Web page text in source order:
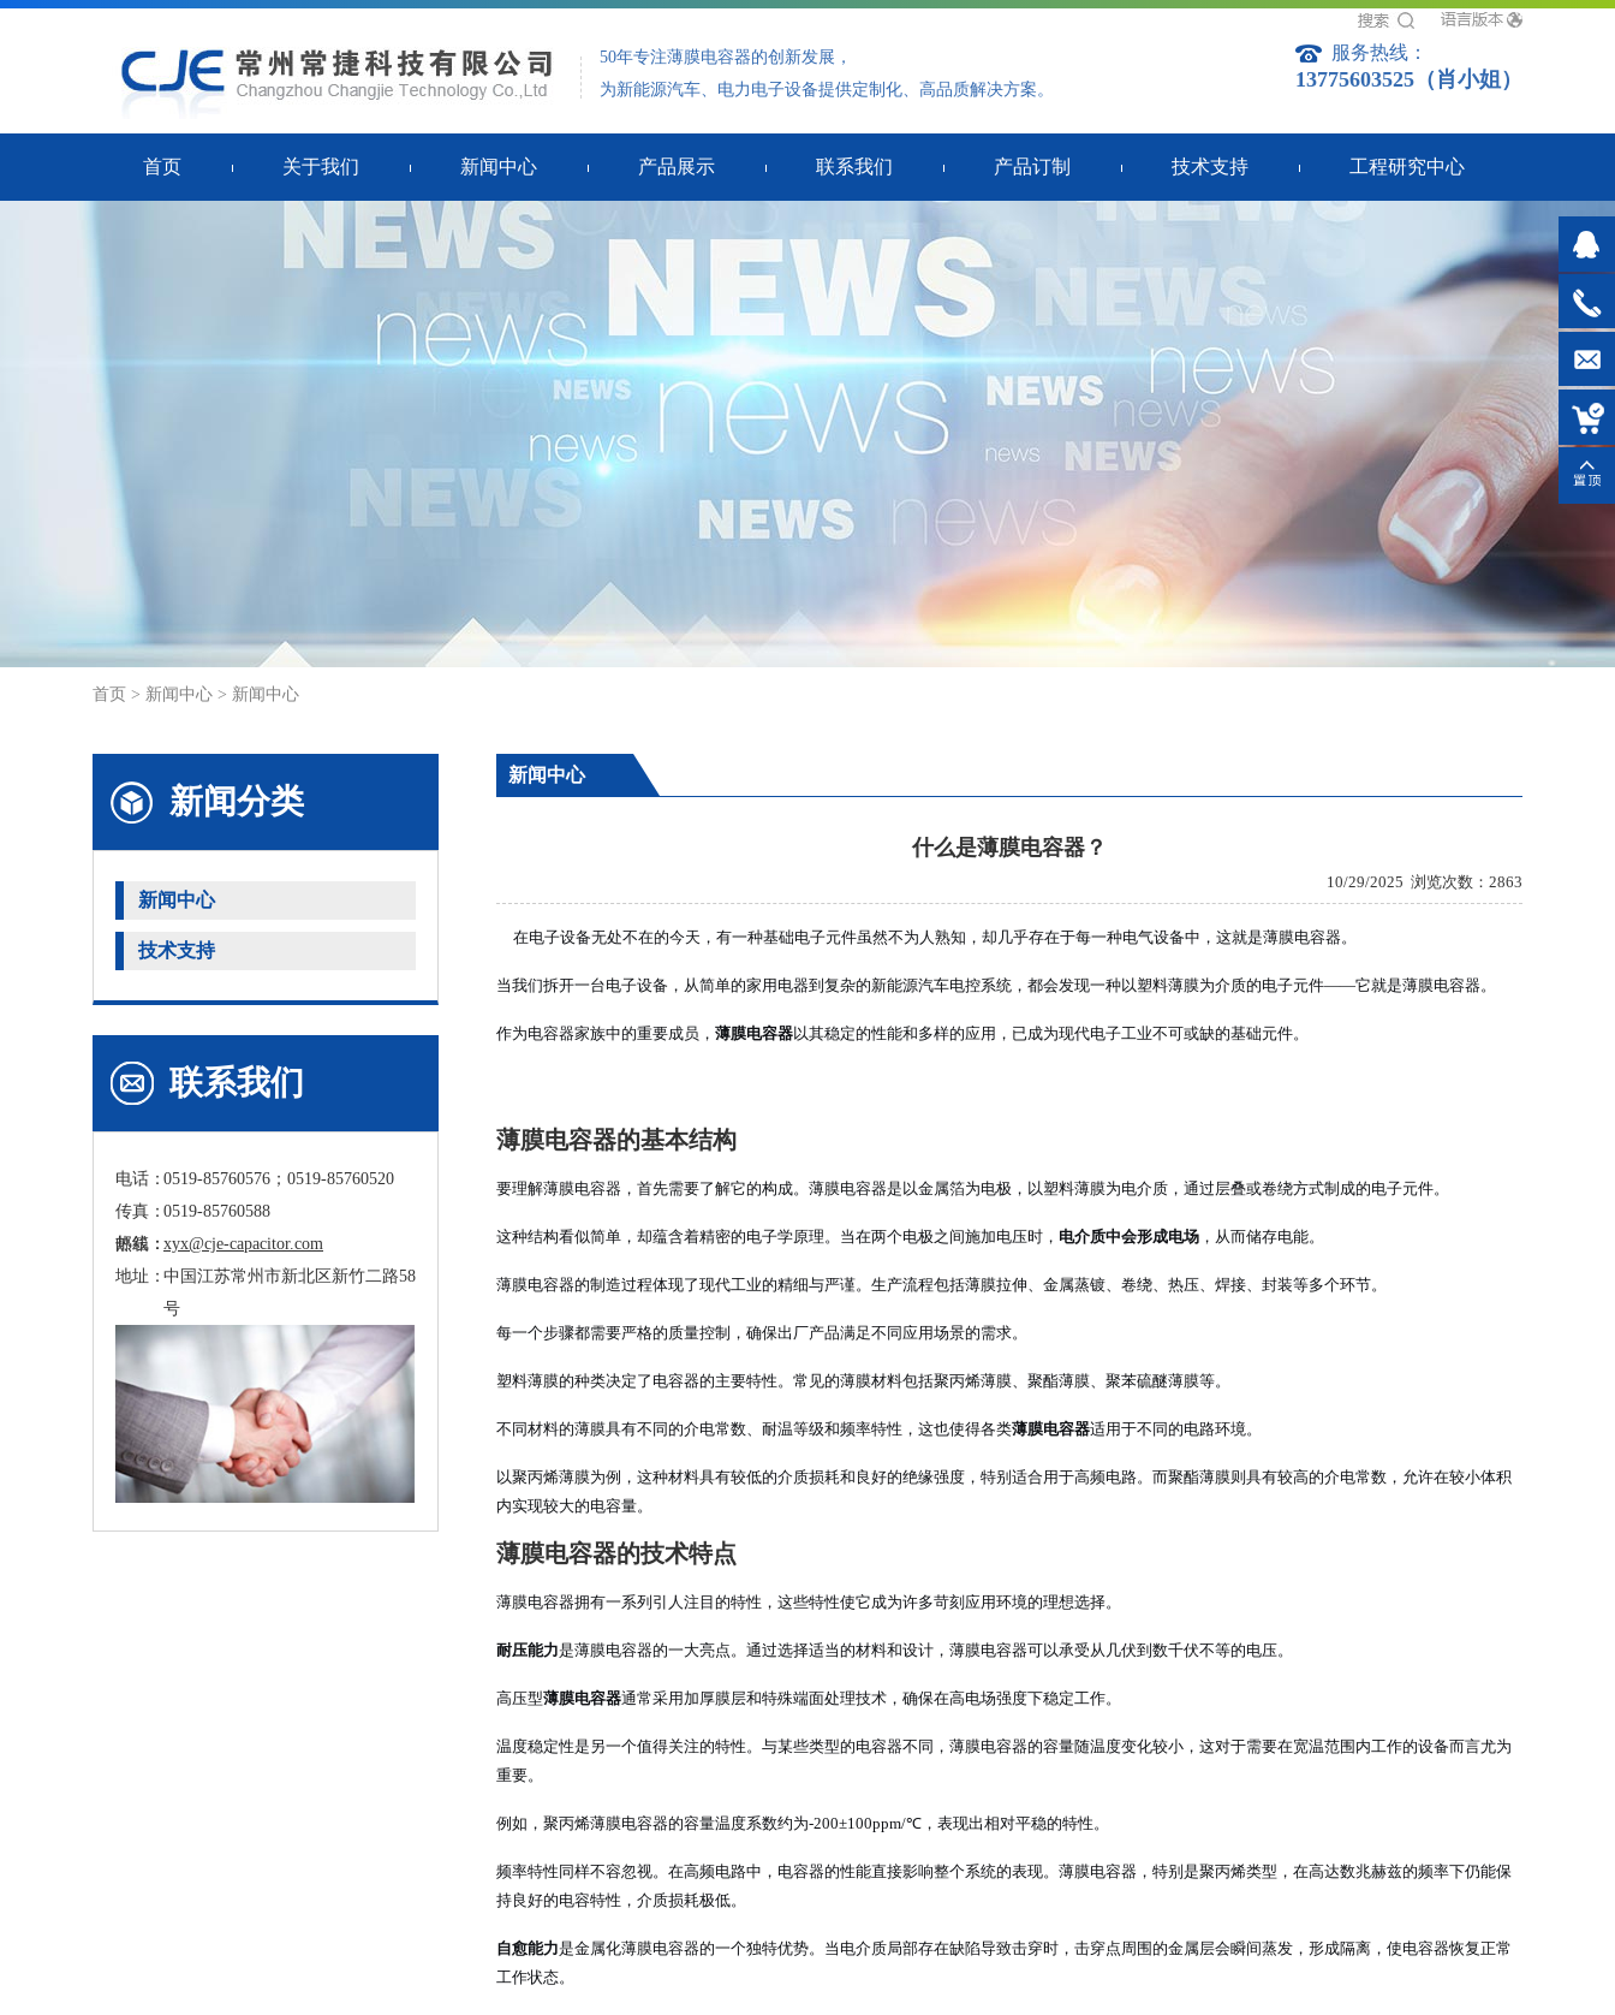
50年专注薄膜电容器的创新发展，
为新能源汽车、电力电子设备提供定制化、高品质解决方案。
服务热线：
13775603525（肖小姐）
首页 关于我们 新闻中心 产品展示 联系我们 产品订制 技术支持 工程研究中心
首页 > 新闻中心 > 新闻中心
新闻分类
新闻中心
技术支持
联系我们
0519-85760576；0519-85760520
0519-85760588
xyx@cje-capacitor.com
中国江苏常州市新北区新竹二路58
号
新闻中心
什么是薄膜电容器？
浏览次数：2863
10/29/2025
在电子设备无处不在的今天，有一种基础电子元件虽然不为人熟知，却几乎存在于每一种电气设备中，这就是薄膜电容器。
当我们拆开一台电子设备，从简单的家用电器到复杂的新能源汽车电控系统，都会发现一种以塑料薄膜为介质的电子元件——它就是薄膜电容器。
作为电容器家族中的重要成员， 薄膜电容器以其稳定的性能和多样的应用，已成为现代电子工业不可或缺的基础元件。
薄膜电容器的基本结构
要理解薄膜电容器，首先需要了解它的构成。薄膜电容器是以金属箔为电极，以塑料薄膜为电介质，通过层叠或卷绕方式制成的电子元件。
这种结构看似简单，却蕴含着精密的电子学原理。当在两个电极之间施加电压时， 电介质中会形成电场 ，从而储存电能。
薄膜电容器的制造过程体现了现代工业的精细与严谨。生产流程包括薄膜拉伸、金属蒸镀、卷绕、热压、焊接、封装等多个环节。
每一个步骤都需要严格的质量控制，确保出厂产品满足不同应用场景的需求。
塑料薄膜的种类决定了电容器的主要特性。常见的薄膜材料包括聚丙烯薄膜、聚酯薄膜、聚苯硫醚薄膜等。
不同材料的薄膜具有不同的介电常数、耐温等级和频率特性，这也使得各类薄膜电容器适用于不同的电路环境。
以聚丙烯薄膜为例，这种材料具有较低的介质损耗和良好的绝缘强度，特别适合用于高频电路。而聚酯薄膜则具有较高的介电常数，允许在较小体积
内实现较大的电容量。
薄膜电容器的技术特点
薄膜电容器拥有一系列引人注目的特性，这些特性使它成为许多苛刻应用环境的理想选择。
耐压能力是薄膜电容器的一大亮点。通过选择适当的材料和设计，薄膜电容器可以承受从几伏到数千伏不等的电压。
高压型薄膜电容器通常采用加厚膜层和特殊端面处理技术，确保在高电场强度下稳定工作。
温度稳定性是另一个值得关注的特性。与某些类型的电容器不同，薄膜电容器的容量随温度变化较小，这对于需要在宽温范围内工作的设备而言尤为
重要。
例如，聚丙烯薄膜电容器的容量温度系数约为-200±100ppm/℃，表现出相对平稳的特性。
频率特性同样不容忽视。在高频电路中，电容器的性能直接影响整个系统的表现。薄膜电容器，特别是聚丙烯类型，在高达数兆赫兹的频率下仍能保
持良好的电容特性，介质损耗极低。
自愈能力是金属化薄膜电容器的一个独特优势。当电介质局部存在缺陷导致击穿时，击穿点周围的金属层会瞬间蒸发，形成隔离，使电容器恢复正常
工作状态。
部：
小姐）